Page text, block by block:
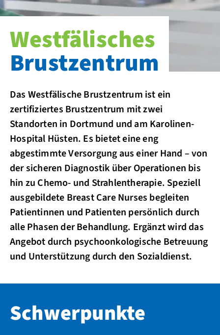
Westfälisches
Brust­zentrum
Das Westfälische Brustzentrum ist ein
zertifiziertes Brustzentrum mit zwei
Standorten in Dortmund und am Karolinen-
Hospital Hüsten. Es bietet eine eng
abgestimmte Versorgung aus einer Hand – von
der sicheren Diagnostik über Operationen bis
hin zu Chemo- und Strahlentherapie. Speziell
ausgebildete Breast Care Nurses begleiten
Patientinnen und Patienten persönlich durch
alle Phasen der Behandlung. Ergänzt wird das
Angebot durch psychoonkologische Betreuung
und Unterstützung durch den Sozialdienst.
Schwerpunkte